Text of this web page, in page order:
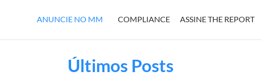
ANUNCIE NO MM COMPLIANCE ASSINE THE REPORT
Últimos Posts